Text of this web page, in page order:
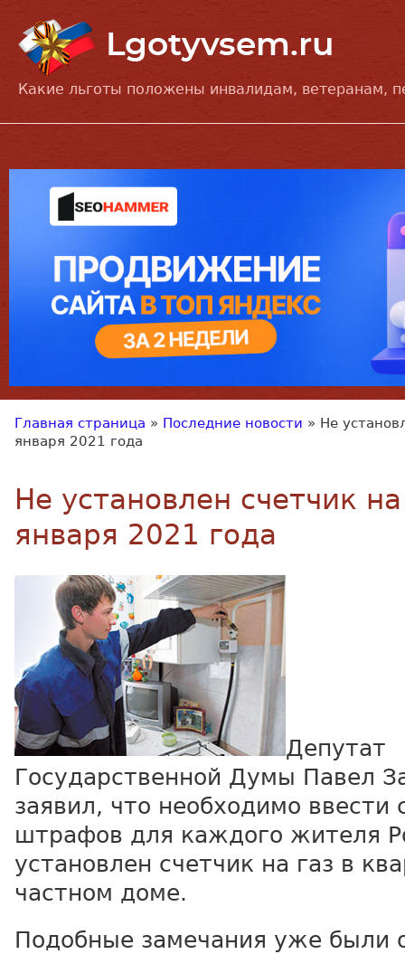
Какие льготы положены инвалидам, ветеранам,
Главная страница » Последние новости » Не
января 2021 года
Не установлен счетчик
января 2021 года
Депутат
Государственной Думы Павел
заявил, что необходимо ввести
штрафов для каждого жителя
установлен счетчик на газ в
частном доме.
Подобные замечания уже были